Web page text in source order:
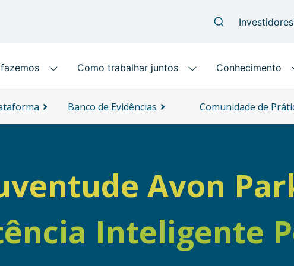
Banco de Evidências Comunidade de
Avon
Inteligente